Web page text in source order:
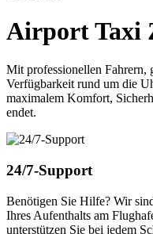
Airport Taxi
Mit professionellen Fahrern,
Verfügbarkeit rund um die
maximalem Komfort,
endet.
24/7-Support
Benötigen Sie Hilfe? Wir
Ihres Aufenthalts am
unterstützen Sie bei jedem